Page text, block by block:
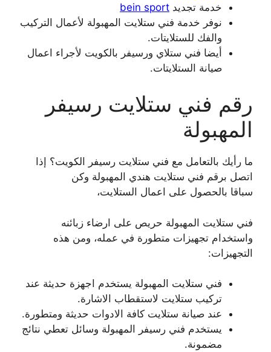
خدمة تجديد bein sport
نوفر خدمة فني ستلايت المهبولة لأعمال التركيب
والفك للستلايتات.
أيضا فني ستلاي ورسيفر بالكويت لأجراء اعمال
صيانة الستلايتات.
رقم فني ستلايت رسيفر
المهبولة
ما رأيك بالتعامل مع فني ستلايت رسيفر الكويت؟ إذا
اتصل برقم فني ستلايت هندي المهبولة وكن
سباقا بالحصول على اعمال الستلايت،
فني ستلايت المهبولة حريص على ارضاء زبائنه
واستخدام تجهيزات متطورة في عمله، ومن هذه
التجهيزات:
فني ستلايت المهبولة يستخدم اجهزة حديثة عند
تركيب ستلايت لاستقطاب الاشارة.
عند صيانة ستلايت كافة الادوات حديثة ومتطورة.
يستخدم فني رسيفر المهبولة وسائل تعطي نتائج
مضمونة.